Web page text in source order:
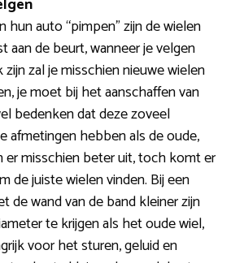
hun auto “pimpen” zijn de wielen
aan de beurt, wanneer je velgen
zal je misschien nieuwe wielen
je moet bij het aanschaffen van
bedenken dat deze zoveel
afmetingen hebben als de oude,
er misschien beter uit, toch komt er
de juiste wielen vinden. Bij een
de wand van de band kleiner zijn
te krijgen als het oude wiel,
voor het sturen, geluid en